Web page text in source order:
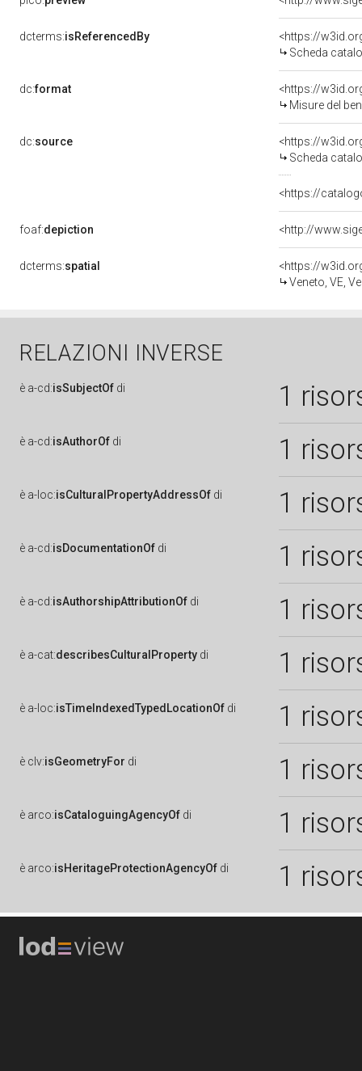
dcterms:isReferencedBy
<https://
Scheda
dc:format
<https://
Misure del
dc:source
<https://
Scheda
<https://
foaf:depiction
dcterms:spatial
<https://
Veneto, VE,
RELAZIONI INVERSE
è a-cd:isSubjectOf di 1
è a-cd:isAuthorOf di 1
è a-loc:isCulturalPropertyAddressOf di 1
è a-cd:isDocumentationOf di 1
è a-cd:isAuthorshipAttributionOf di 1
è a-cat:describesCulturalProperty di 1
è a-loc:isTimeIndexedTypedLocationOf di 1
è clv:isGeometryFor di 1
è arco:isCataloguingAgencyOf di 1
è arco:isHeritageProtectionAgencyOf di 1